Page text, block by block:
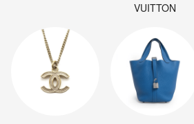
VUITTON